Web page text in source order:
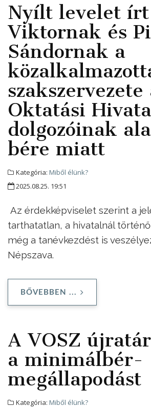
Nyílt levelet
Viktornak és
Sándornak a
szakszervezete
Oktatási
dolgozóinak
bére miatt
Kategória: Miből élünk?
2025.08.25. 19:51
Az érdekképviselet szerint a
tarthatatlan, a hivatalnál
még a tanévkezdést is
Népszava.
BŐVEBBEN ...
A VOSZ
a minimálbér-
megállapodást
Kategória: Miből élünk?